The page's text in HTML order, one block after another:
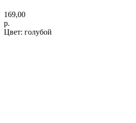
169,00
р.
Цвет: голубой